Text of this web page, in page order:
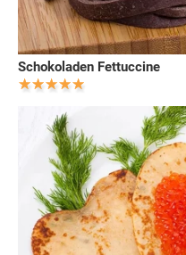
Schokoladen Fettuccine